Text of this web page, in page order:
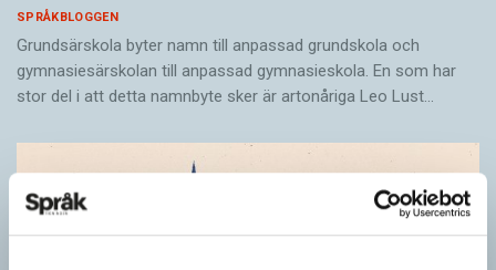
SPRÅKBLOGGEN
Grundsärskola byter namn till anpassad grundskola och
gymnasiesärskolan till anpassad gymnasieskola. En som har
stor del i att detta namnbyte sker är artonåriga Leo Lust…